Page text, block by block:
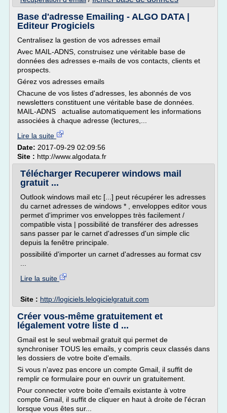
Base d'adresse Emailing - ALGO DATA |
Editeur Progiciels
Centralisez la gestion de vos adresses email
Avec MAIL-ADNS, construisez une véritable base de
données des adresses e-mails de vos contacts, clients et
prospects.
Gérez vos adresses emails
Chacune de vos listes d'adresses, les abonnés de vos
newsletters constituent une véritable base de données.
MAIL-ADNS actualise automatiquement les informations
associées à chaque adresse (lectures,...
Lire la suite
Date: 2017-09-29 02:09:56
Site : http://www.algodata.fr
Télécharger Recuperer windows mail
gratuit ...
Outlook windows mail etc [...] peut récupérer les adresses
du carnet adresses de windows * , enveloppes editor vous
permet d'imprimer vos enveloppes très facilement /
compatible vista | possibilité de transférer des adresses
sans passer par le carnet d'adresses d'un simple clic
depuis la fenêtre principale.
possibilité d'importer un carnet d'adresses au format csv
Lire la suite
Site : http://logiciels.lelogicielgratuit.com
Créer vous-même gratuitement et
légalement votre liste d ...
Gmail est le seul webmail gratuit qui permet de
synchroniser TOUS les emails, y compris ceux classés dans
les dossiers de votre boite d'emails.
Si vous n'avez pas encore un compte Gmail, il suffit de
remplir ce formulaire pour en ouvrir un gratuitement.
Pour connecter votre boite d'emails existante à votre
compte Gmail, il suffit de cliquer en haut à droite de l'écran
lorsque vous êtes sur...